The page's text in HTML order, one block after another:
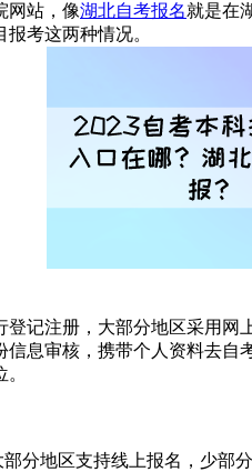
网站，像湖北自考报名就是在
考这两种情况。
记注册，大部分地区采用
息审核，携带个人资料去
分地区支持线上报名，少部